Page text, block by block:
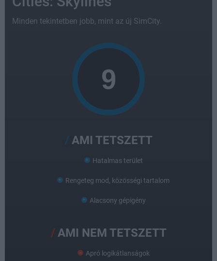
Minden tekintetben jobb, mint az új SimCity.
AMI TETSZETT
Hatalmas terület
Rengeteg mod, közösségi tartalom
Alacsony gépigény
AMI NEM TETSZETT
Apró logikátlanságok